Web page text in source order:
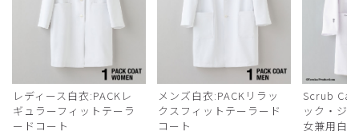
レディース白衣:PACKレ
ギュラーフィットテーラ
ードコート
メンズ白衣:PACKリラッ
クスフィットテーラード
コート
Scrub
ック・ジ
女兼用白